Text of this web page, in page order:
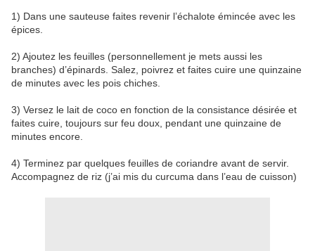
1) Dans une sauteuse faites revenir l’échalote émincée avec les
épices.
2) Ajoutez les feuilles (personnellement je mets aussi les
branches) d’épinards. Salez, poivrez et faites cuire une quinzaine
de minutes avec les pois chiches.
3) Versez le lait de coco en fonction de la consistance désirée et
faites cuire, toujours sur feu doux, pendant une quinzaine de
minutes encore.
4) Terminez par quelques feuilles de coriandre avant de servir.
Accompagnez de riz (j’ai mis du curcuma dans l’eau de cuisson)